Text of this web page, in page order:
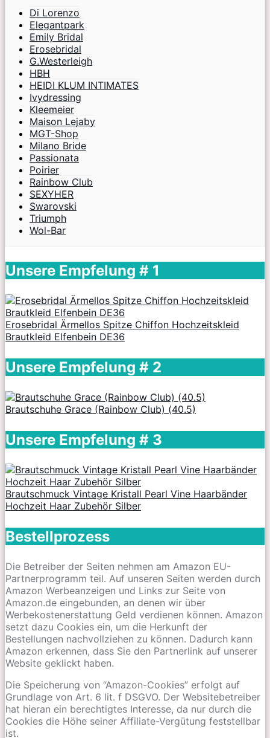
Di Lorenzo
Elegantpark
Emily Bridal
Erosebridal
G.Westerleigh
HBH
HEIDI KLUM INTIMATES
Ivydressing
Kleemeier
Maison Lejaby
MGT-Shop
Milano Bride
Passionata
Poirier
Rainbow Club
SEXYHER
Swarovski
Triumph
Wol-Bar
Unsere Empfelung # 1
Erosebridal Ärmellos Spitze Chiffon Hochzeitskleid
Brautkleid Elfenbein DE36
Unsere Empfelung # 2
Brautschuhe Grace (Rainbow Club) (40.5)
Unsere Empfelung # 3
Brautschmuck Vintage Kristall Pearl Vine Haarbänder
Hochzeit Haar Zubehör Silber
Bestellprozess
Die Betreiber der Seiten nehmen am Amazon EU-
Partnerprogramm teil. Auf unseren Seiten werden durch
Amazon Werbeanzeigen und Links zur Seite von
Amazon.de eingebunden, an denen wir über
Werbekostenerstattung Geld verdienen können. Amazon
setzt dazu Cookies ein, um die Herkunft der
Bestellungen nachvollziehen zu können. Dadurch kann
Amazon erkennen, dass Sie den Partnerlink auf unserer
Website geklickt haben.
Die Speicherung von “Amazon-Cookies” erfolgt auf
Grundlage von Art. 6 lit. f DSGVO. Der Websitebetreiber
hat hieran ein berechtigtes Interesse, da nur durch die
Cookies die Höhe seiner Affiliate-Vergütung feststellbar
ist.